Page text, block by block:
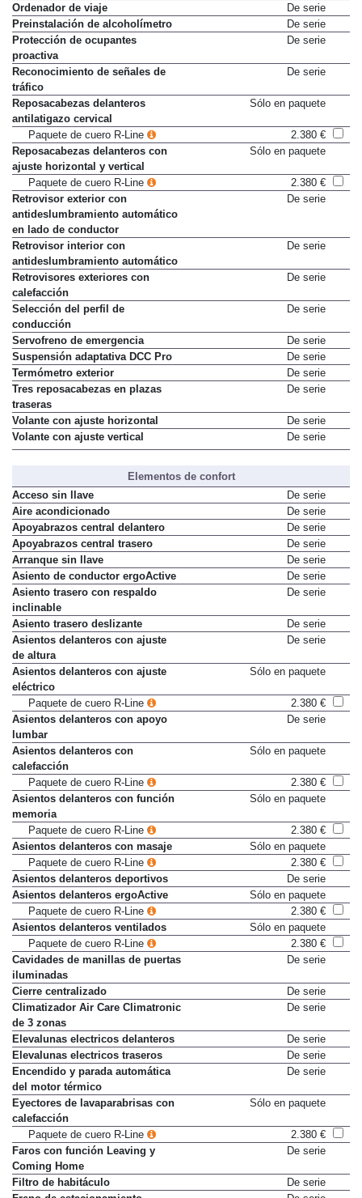
Ordenador de viaje
De serie
Preinstalación de alcoholímetro
De serie
Protección de ocupantes
proactiva
De serie
Reconocimiento de señales de
tráfico
De serie
Reposacabezas delanteros
antilatigazo cervical
Sólo en paquete
Paquete de cuero R-Line
2.380 €
Reposacabezas delanteros con
ajuste horizontal y vertical
Sólo en paquete
Paquete de cuero R-Line
2.380 €
Retrovisor exterior con
antideslumbramiento automático
en lado de conductor
De serie
Retrovisor interior con
antideslumbramiento automático
De serie
Retrovisores exteriores con
calefacción
De serie
Selección del perfil de
conducción
De serie
Servofreno de emergencia
De serie
Suspensión adaptativa DCC Pro
De serie
Termómetro exterior
De serie
Tres reposacabezas en plazas
traseras
De serie
Volante con ajuste horizontal
De serie
Volante con ajuste vertical
De serie
Elementos de confort
Acceso sin llave
De serie
Aire acondicionado
De serie
Apoyabrazos central delantero
De serie
Apoyabrazos central trasero
De serie
Arranque sin llave
De serie
Asiento de conductor ergoActive
De serie
Asiento trasero con respaldo
inclinable
De serie
Asiento trasero deslizante
De serie
Asientos delanteros con ajuste
de altura
De serie
Asientos delanteros con ajuste
eléctrico
Sólo en paquete
Paquete de cuero R-Line
2.380 €
Asientos delanteros con apoyo
lumbar
De serie
Asientos delanteros con
calefacción
Sólo en paquete
Paquete de cuero R-Line
2.380 €
Asientos delanteros con función
memoria
Sólo en paquete
Paquete de cuero R-Line
2.380 €
Asientos delanteros con masaje
Sólo en paquete
Paquete de cuero R-Line
2.380 €
Asientos delanteros deportivos
De serie
Asientos delanteros ergoActive
Sólo en paquete
Paquete de cuero R-Line
2.380 €
Asientos delanteros ventilados
Sólo en paquete
Paquete de cuero R-Line
2.380 €
Cavidades de manillas de puertas
iluminadas
De serie
Cierre centralizado
De serie
Climatizador Air Care Climatronic
de 3 zonas
De serie
Elevalunas electricos delanteros
De serie
Elevalunas electricos traseros
De serie
Encendido y parada automática
del motor térmico
De serie
Eyectores de lavaparabrisas con
calefacción
Sólo en paquete
Paquete de cuero R-Line
2.380 €
Faros con función Leaving y
Coming Home
De serie
Filtro de habitáculo
De serie